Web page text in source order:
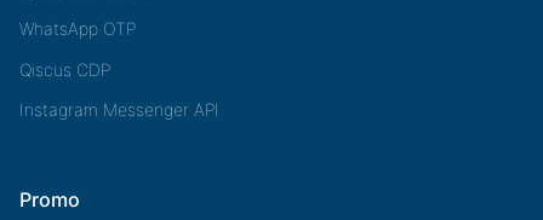
WhatsApp OTP
Qiscus CDP
Instagram Messenger API
Promo